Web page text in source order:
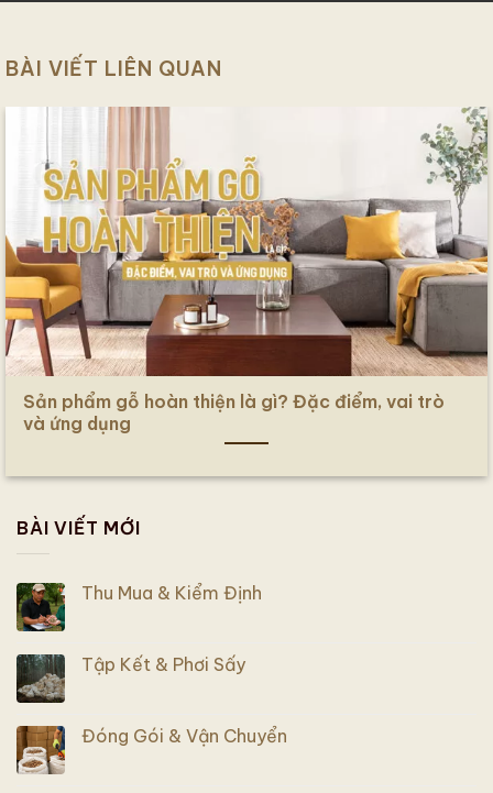
BÀI VIẾT LIÊN QUAN
Sản phẩm gỗ hoàn thiện là gì? Đặc điểm, vai trò
và ứng dụng
BÀI VIẾT MỚI
Thu Mua & Kiểm Định
Tập Kết & Phơi Sấy
Đóng Gói & Vận Chuyển